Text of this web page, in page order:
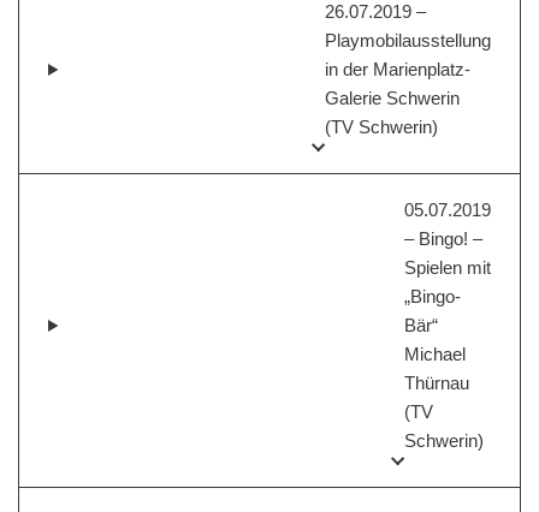
26.07.2019 –
Playmobilausstellung
in der Marienplatz-
Galerie Schwerin
(TV Schwerin)
05.07.2019
– Bingo! –
Spielen mit
„Bingo-
Bär“
Michael
Thürnau
(TV
Schwerin)